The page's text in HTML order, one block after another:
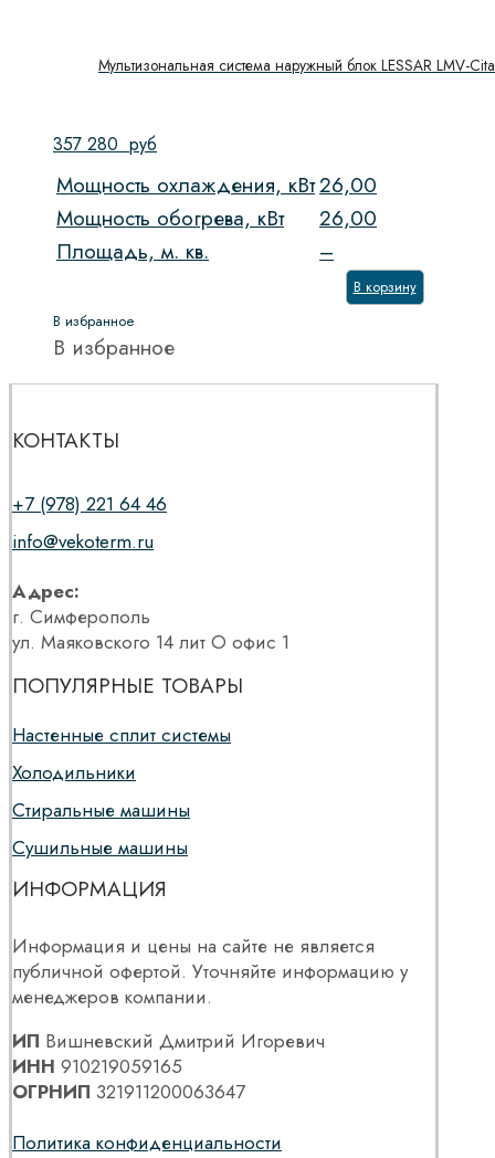
Мультизональная система наружный блок LESSAR LMV-
357 280 руб
Мощность охлаждения, кВт26,00
Мощность обогрева, кВт
26,00
Площадь, м. кв.
–
В корзину
В избранное
В избранное
КОНТАКТЫ
+7 (978) 221 64 46
info@vekoterm.ru
Адрес:
г. Симферополь
ул. Маяковского 14 лит О офис 1
ПОПУЛЯРНЫЕ ТОВАРЫ
Настенные сплит системы
Холодильники
Стиральные машины
Сушильные машины
ИНФОРМАЦИЯ
Информация и цены на сайте не является
публичной офертой. Уточняйте информацию у
менеджеров компании.
ИП Вишневский Дмитрий Игоревич
ИНН 910219059165
ОГРНИП 321911200063647
Политика конфиденциальности